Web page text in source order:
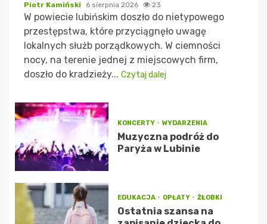
Piotr Kamiński 6 sierpnia 2026 23
W powiecie lubińskim doszło do nietypowego
przestępstwa, które przyciągnęło uwagę
lokalnych służb porządkowych. W ciemności
nocy, na terenie jednej z miejscowych firm,
doszło do kradzieży... Czytaj dalej
KONCERTY WYDARZENIA
Muzyczna podróż do
Paryża w Lubinie
EDUKACJA OPŁATY ŻŁOBKI
Ostatnia szansa na